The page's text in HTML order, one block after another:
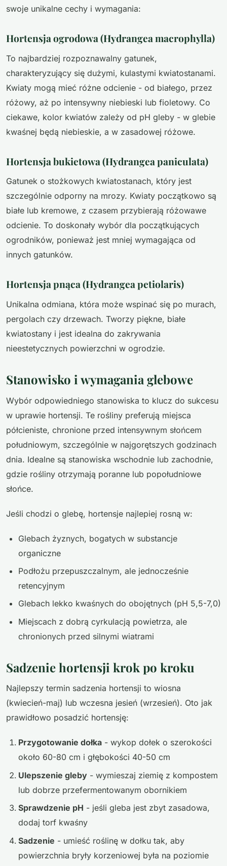
swoje unikalne cechy i wymagania:
Hortensja ogrodowa (Hydrangea macrophylla)
To najbardziej rozpoznawalny gatunek,
charakteryzujący się dużymi, kulastymi kwiatostanami.
Kwiaty mogą mieć różne odcienie - od białego, przez
różowy, aż po intensywny niebieski lub fioletowy. Co
ciekawe, kolor kwiatów zależy od pH gleby - w glebie
kwaśnej będą niebieskie, a w zasadowej różowe.
Hortensja bukietowa (Hydrangea paniculata)
Gatunek o stożkowych kwiatostanach, który jest
szczególnie odporny na mrozy. Kwiaty początkowo są
białe lub kremowe, z czasem przybierają różowawe
odcienie. To doskonały wybór dla początkujących
ogrodników, ponieważ jest mniej wymagająca od
innych gatunków.
Hortensja pnąca (Hydrangea petiolaris)
Unikalna odmiana, która może wspinać się po murach,
pergolach czy drzewach. Tworzy piękne, białe
kwiatostany i jest idealna do zakrywania
nieestetycznych powierzchni w ogrodzie.
Stanowisko i wymagania glebowe
Wybór odpowiedniego stanowiska to klucz do sukcesu
w uprawie hortensji. Te rośliny preferują miejsca
półcieniste, chronione przed intensywnym słońcem
południowym, szczególnie w najgorętszych godzinach
dnia. Idealne są stanowiska wschodnie lub zachodnie,
gdzie rośliny otrzymają poranne lub popołudniowe
słońce.
Jeśli chodzi o glebę, hortensje najlepiej rosną w:
Glebach żyznych, bogatych w substancje
organiczne
Podłożu przepuszczalnym, ale jednocześnie
retencyjnym
Glebach lekko kwaśnych do obojętnych (pH 5,5-7,0)
Miejscach z dobrą cyrkulacją powietrza, ale
chronionych przed silnymi wiatrami
Sadzenie hortensji krok po kroku
Najlepszy termin sadzenia hortensji to wiosna
(kwiecień-maj) lub wczesna jesień (wrzesień). Oto jak
prawidłowo posadzić hortensję:
Przygotowanie dołka - wykop dołek o szerokości
około 60-80 cm i głębokości 40-50 cm
Ulepszenie gleby - wymieszaj ziemię z kompostem
lub dobrze przefermentowanym obornikiem
Sprawdzenie pH - jeśli gleba jest zbyt zasadowa,
dodaj torf kwaśny
Sadzenie - umieść roślinę w dołku tak, aby
powierzchnia bryły korzeniowej była na poziomie